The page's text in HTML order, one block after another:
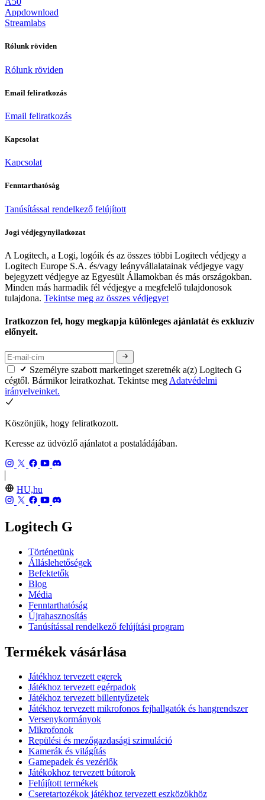
Appdownload
Streamlabs
Rólunk röviden
Rólunk röviden
Email feliratkozás
Email feliratkozás
Kapcsolat
Kapcsolat
Fenntarthatóság
Tanúsítással rendelkező felújított
Jogi védjegynyilatkozat
A Logitech, a Logi, logóik és az összes többi Logitech védjegy a
Logitech Europe S.A. és/vagy leányvállalatainak védjegye vagy
bejegyzett védjegye az Egyesült Államokban és más országokban.
Minden más harmadik fél védjegye a megfelelő tulajdonosok
tulajdona. Tekintse meg az összes védjegyet
Iratkozzon fel, hogy megkapja különleges ajánlatát és exkluzív
előnyeit.
Személyre szabott marketinget szeretnék a(z) Logitech G
cégtől. Bármikor leiratkozhat. Tekintse meg Adatvédelmi
irányelveinket.
Köszönjük, hogy feliratkozott.
Keresse az üdvözlő ajánlatot a postaládájában.
HU,hu
Logitech G
Történetünk
Álláslehetőségek
Befektetők
Blog
Média
Fenntarthatóság
Újrahasznosítás
Tanúsítással rendelkező felújítási program
Termékek vásárlása
Játékhoz tervezett egerek
Játékhoz tervezett egérpadok
Játékhoz tervezett billentyűzetek
Játékhoz tervezett mikrofonos fejhallgatók és hangrendszer
Versenykormányok
Mikrofonok
Repülési és mezőgazdasági szimuláció
Kamerák és világítás
Gamepadek és vezérlők
Játékokhoz tervezett bútorok
Felújított termékek
Cseretartozékok játékhoz tervezett eszközökhöz